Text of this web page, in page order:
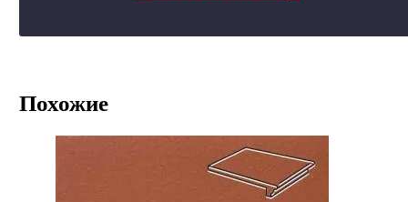
Похожие